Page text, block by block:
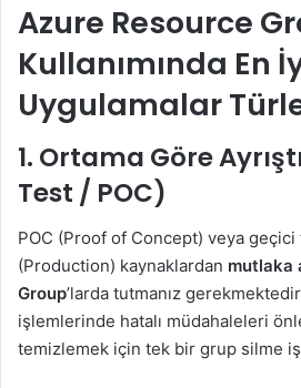
Azure Resource
Kullanımında En
Uygulamalar
1. Ortama Göre
Test / POC)
POC (Proof of Concept) veya geçici
(Production) kaynaklardan mutlaka
Group’larda tutmanız
işlemlerinde hatalı müdahaleleri
temizlemek için tek bir grup silme